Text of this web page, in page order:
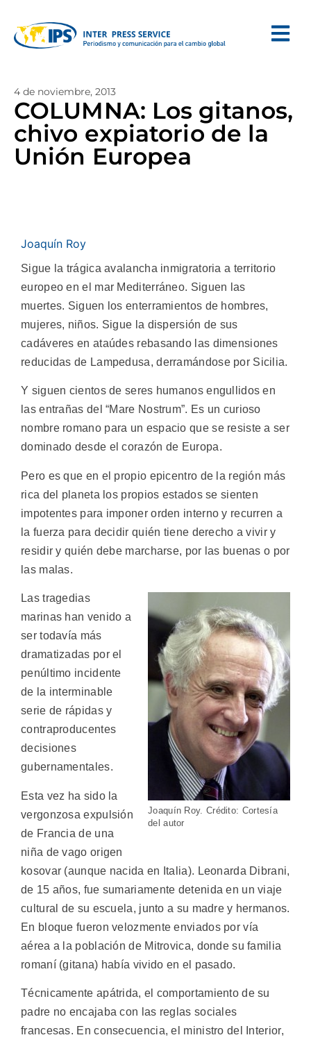
4 de noviembre, 2013
COLUMNA: Los gitanos,
chivo expiatorio de la
Unión Europea
Joaquín Roy
Sigue la trágica avalancha inmigratoria a territorio
europeo en el mar Mediterráneo. Siguen las
muertes. Siguen los enterramientos de hombres,
mujeres, niños. Sigue la dispersión de sus
cadáveres en ataúdes rebasando las dimensiones
reducidas de Lampedusa, derramándose por Sicilia.
Y siguen cientos de seres humanos engullidos en
las entrañas del “Mare Nostrum”. Es un curioso
nombre romano para un espacio que se resiste a ser
dominado desde el corazón de Europa.
Pero es que en el propio epicentro de la región más
rica del planeta los propios estados se sienten
impotentes para imponer orden interno y recurren a
la fuerza para decidir quién tiene derecho a vivir y
residir y quién debe marcharse, por las buenas o por
las malas.
Joaquín Roy. Crédito: Cortesía
del autor
Las tragedias
marinas han venido a
ser todavía más
dramatizadas por el
penúltimo incidente
de la interminable
serie de rápidas y
contraproducentes
decisiones
gubernamentales.
Esta vez ha sido la
vergonzosa expulsión
de Francia de una
niña de vago origen
kosovar (aunque nacida en Italia). Leonarda Dibrani,
de 15 años, fue sumariamente detenida en un viaje
cultural de su escuela, junto a su madre y hermanos.
En bloque fueron velozmente enviados por vía
aérea a la población de Mitrovica, donde su familia
romaní (gitana) había vivido en el pasado.
Técnicamente apátrida, el comportamiento de su
padre no encajaba con las reglas sociales
francesas. En consecuencia, el ministro del Interior,